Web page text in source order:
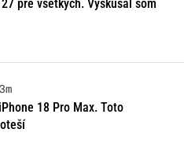
pre všetkých. Vyskúšal som
3m
18 Pro Max. Toto